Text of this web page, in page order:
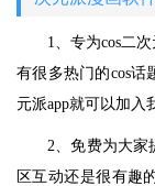
1、专为cos二
有很多热门的cos话
元派app就可以加入
2、免费为大家
区互动还是很有趣